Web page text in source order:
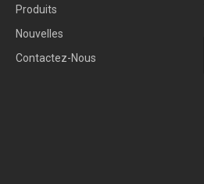
Produits
Nouvelles
Contactez-Nous